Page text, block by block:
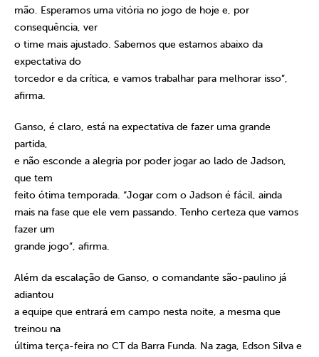
mão. Esperamos uma vitória no jogo de hoje e, por
consequência, ver
o time mais ajustado. Sabemos que estamos abaixo da
expectativa do
torcedor e da crítica, e vamos trabalhar para melhorar isso”,
afirma.
Ganso, é claro, está na expectativa de fazer uma grande
partida,
e não esconde a alegria por poder jogar ao lado de Jadson,
que tem
feito ótima temporada. “Jogar com o Jadson é fácil, ainda
mais na fase que ele vem passando. Tenho certeza que vamos
fazer um
grande jogo”, afirma.
Além da escalação de Ganso, o comandante são-paulino já
adiantou
a equipe que entrará em campo nesta noite, a mesma que
treinou na
última terça-feira no CT da Barra Funda. Na zaga, Edson Silva e